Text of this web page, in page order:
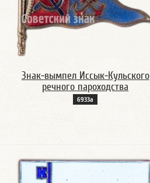
Знак-вымпел Иссык-Кульского
речного пароходства
6933а